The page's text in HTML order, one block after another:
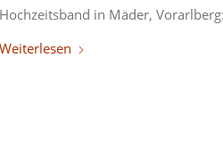
Hochzeitsband in Mäder,
Weiterlesen